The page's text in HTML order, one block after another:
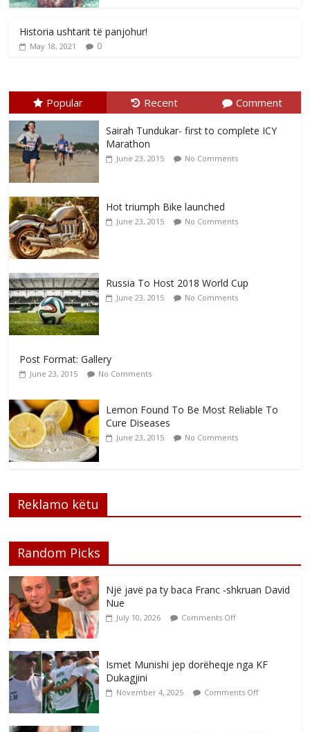
Historia ushtarit të panjohur!
May 18, 2021 0
Popular Recent Comment
Sairah Tundukar- first to complete ICY
Marathon
June 23, 2015 No Comments
Hot triumph Bike launched
June 23, 2015 No Comments
Russia To Host 2018 World Cup
June 23, 2015 No Comments
Post Format: Gallery
June 23, 2015 No Comments
Lemon Found To Be Most Reliable To
Cure Diseases
June 23, 2015 No Comments
Reklamo këtu
Random Picks
Një javë pa ty baca Franc -shkruan David
Nue
July 10, 2026 Comments Off
Ismet Munishi jep dorëheqje nga KF
Dukagjini
November 4, 2025 Comments Off